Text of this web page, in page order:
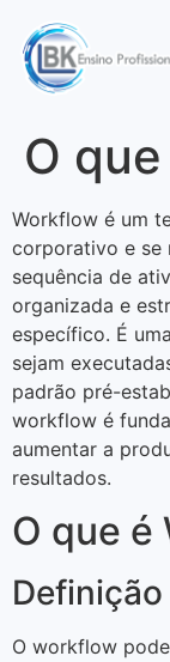
O
Workflow é um
corporativo e se
sequência de
organizada e
específico. É
sejam
padrão pré-
workflow é
aumentar a
resultados.
O que é
O workflow